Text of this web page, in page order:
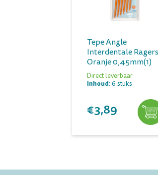
Tepe Angle
Interdentale Ragers
Oranje 0,45mm(1)
Direct leverbaar
Inhoud: 6 stuks
€3,89